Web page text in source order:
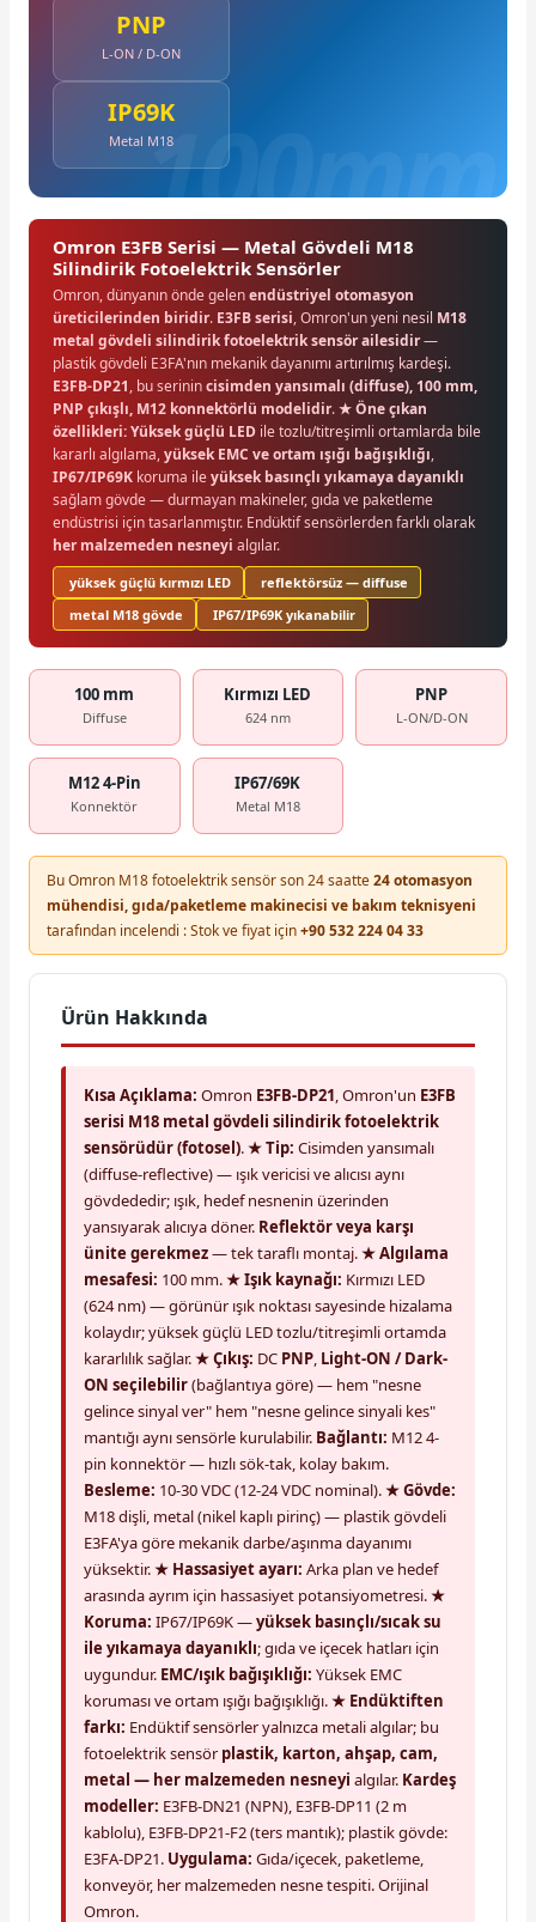
PNP
L-ON / D-ON
IP69K
Metal M18
Omron E3FB Serisi — Metal Gövdeli M18
Silindirik Fotoelektrik Sensörler
Omron, dünyanın önde gelenendüstriyel otomasyon
üreticilerinden biridir. E3FB serisi, Omron'un yeni nesil M18
metal gövdeli silindirik fotoelektrik sensör ailesidir—
plastik gövdeli E3FA'nın mekanik dayanımı artırılmış kardeşi.
E3FB-DP21, bu serinincisimden yansımalı (diffuse), 100 mm,
PNP çıkışlı, M12 konnektörlü modelidir.★ Öne çıkan
özellikleri:Yüksek güçlü LED ile tozlu/titreşimli ortamlarda bile
kararlı algılama,yüksek EMC ve ortam ışığı bağışıklığı,
IP67/IP69K koruma ileyüksek basınçlı yıkamaya dayanıklı
sağlam gövde — durmayan makineler, gıda ve paketleme
endüstrisi için tasarlanmıştır. Endüktif sensörlerden farklı olarak
her malzemeden nesneyi algılar.
yüksek güçlü kırmızı LED
reflektörsüz — diffuse
metal M18 gövde
IP67/IP69K yıkanabilir
100 mm
Diffuse
Kırmızı LED
624 nm
PNP
L-ON/D-ON
M12 4-Pin
Konnektör
IP67/69K
Metal M18
Bu Omron M18 fotoelektrik sensör son 24 saatte24 otomasyon
mühendisi, gıda/paketleme makinecisi ve bakım teknisyeni
tarafından incelendi : Stok ve fiyat için+90 532 224 04 33
Ürün Hakkında
Kısa Açıklama: Omron E3FB-DP21, Omron'un E3FB
serisi M18 metal gövdeli silindirik fotoelektrik
sensörüdür (fotosel).★ Tip: Cisimden yansımalı
(diffuse-reflective) — ışık vericisi ve alıcısı aynı
gövdededir; ışık, hedef nesnenin üzerinden
yansıyarak alıcıya döner. Reflektör veya karşı
ünite gerekmez— tek taraflı montaj.★ Algılama
mesafesi: 100 mm.★ Işık kaynağı: Kırmızı LED
(624 nm) — görünür ışık noktası sayesinde hizalama
kolaydır; yüksek güçlü LED tozlu/titreşimli ortamda
kararlılık sağlar.★ Çıkış: DC PNP, Light-ON / Dark-
ON seçilebilir(bağlantıya göre) — hem "nesne
gelince sinyal ver" hem "nesne gelince sinyali kes"
mantığı aynı sensörle kurulabilir. Bağlantı: M12 4-
pin konnektör — hızlı sök-tak, kolay bakım.
Besleme: 10-30 VDC (12-24 VDC nominal).★ Gövde:
M18 dişli, metal (nikel kaplı pirinç) — plastik gövdeli
E3FA'ya göre mekanik darbe/aşınma dayanımı
yüksektir.★ Hassasiyet ayarı: Arka plan ve hedef
arasında ayrım için hassasiyet potansiyometresi.★
Koruma: IP67/IP69K —yüksek basınçlı/sıcak su
ile yıkamaya dayanıklı; gıda ve içecek hatları için
uygundur. EMC/ışık bağışıklığı: Yüksek EMC
koruması ve ortam ışığı bağışıklığı.★ Endüktiften
farkı: Endüktif sensörler yalnızca metali algılar; bu
fotoelektrik sensör plastik, karton, ahşap, cam,
metal — her malzemeden nesneyi algılar. Kardeş
modeller: E3FB-DN21 (NPN), E3FB-DP11 (2 m
kablolu), E3FB-DP21-F2 (ters mantık); plastik gövde:
E3FA-DP21. Uygulama: Gıda/içecek, paketleme,
konveyör, her malzemeden nesne tespiti. Orijinal
Omron.